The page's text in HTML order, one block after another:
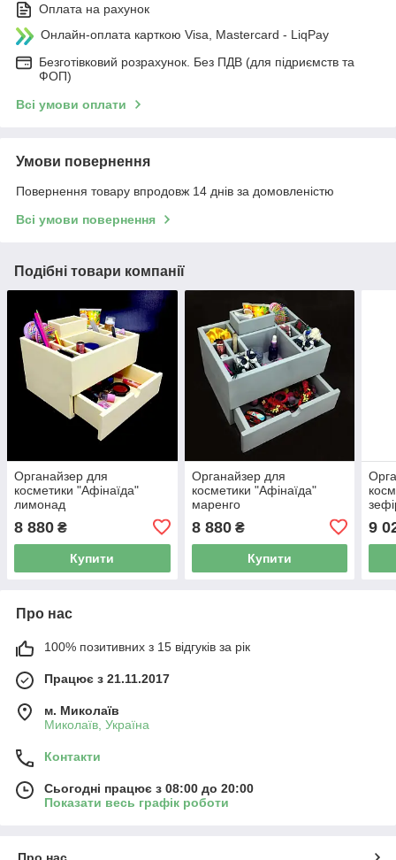
Оплата на рахунок
Онлайн-оплата карткою Visa, Mastercard - LiqPay
Безготівковий розрахунок. Без ПДВ (для підриємств та
ФОП)
Всі умови оплати
Умови повернення
Повернення товару впродовж 14 днів за домовленістю
Всі умови повернення
Подібні товари компанії
Органайзер для
косметики "Афінаїда"
лимонад
8 880 ₴
Купити
Органайзер для
косметики "Афінаїда"
маренго
8 880₴
Купити
9
Про нас
100% позитивних з 15 відгуків за рік
Працює з 21.11.2017
м. Миколаїв
Миколаїв, Україна
Контакти
Сьогодні працює з 08:00 до 20:00
Показати весь графік роботи
Про нас